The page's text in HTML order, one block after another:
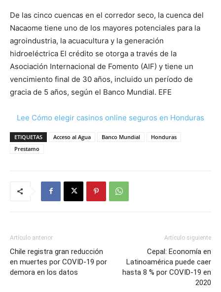
De las cinco cuencas en el corredor seco, la cuenca del
Nacaome tiene uno de los mayores potenciales para la
agroindustria, la acuacultura y la generación
hidroeléctrica El crédito se otorga a través de la
Asociación Internacional de Fomento (AIF) y tiene un
vencimiento final de 30 años, incluido un período de
gracia de 5 años, según el Banco Mundial. EFE
Lee Cómo elegir casinos online seguros en Honduras
ETIQUETAS Acceso al Agua Banco Mundial
Honduras
Prestamo
Artículo anterior
Chile registra gran reducción
en muertes por COVID-19 por
demora en los datos
Artículo siguiente
Cepal: Economía en
Latinoamérica puede caer
hasta 8 % por COVID-19 en
2020